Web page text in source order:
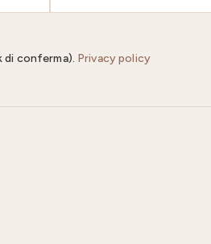
di conferma). Privacy policy